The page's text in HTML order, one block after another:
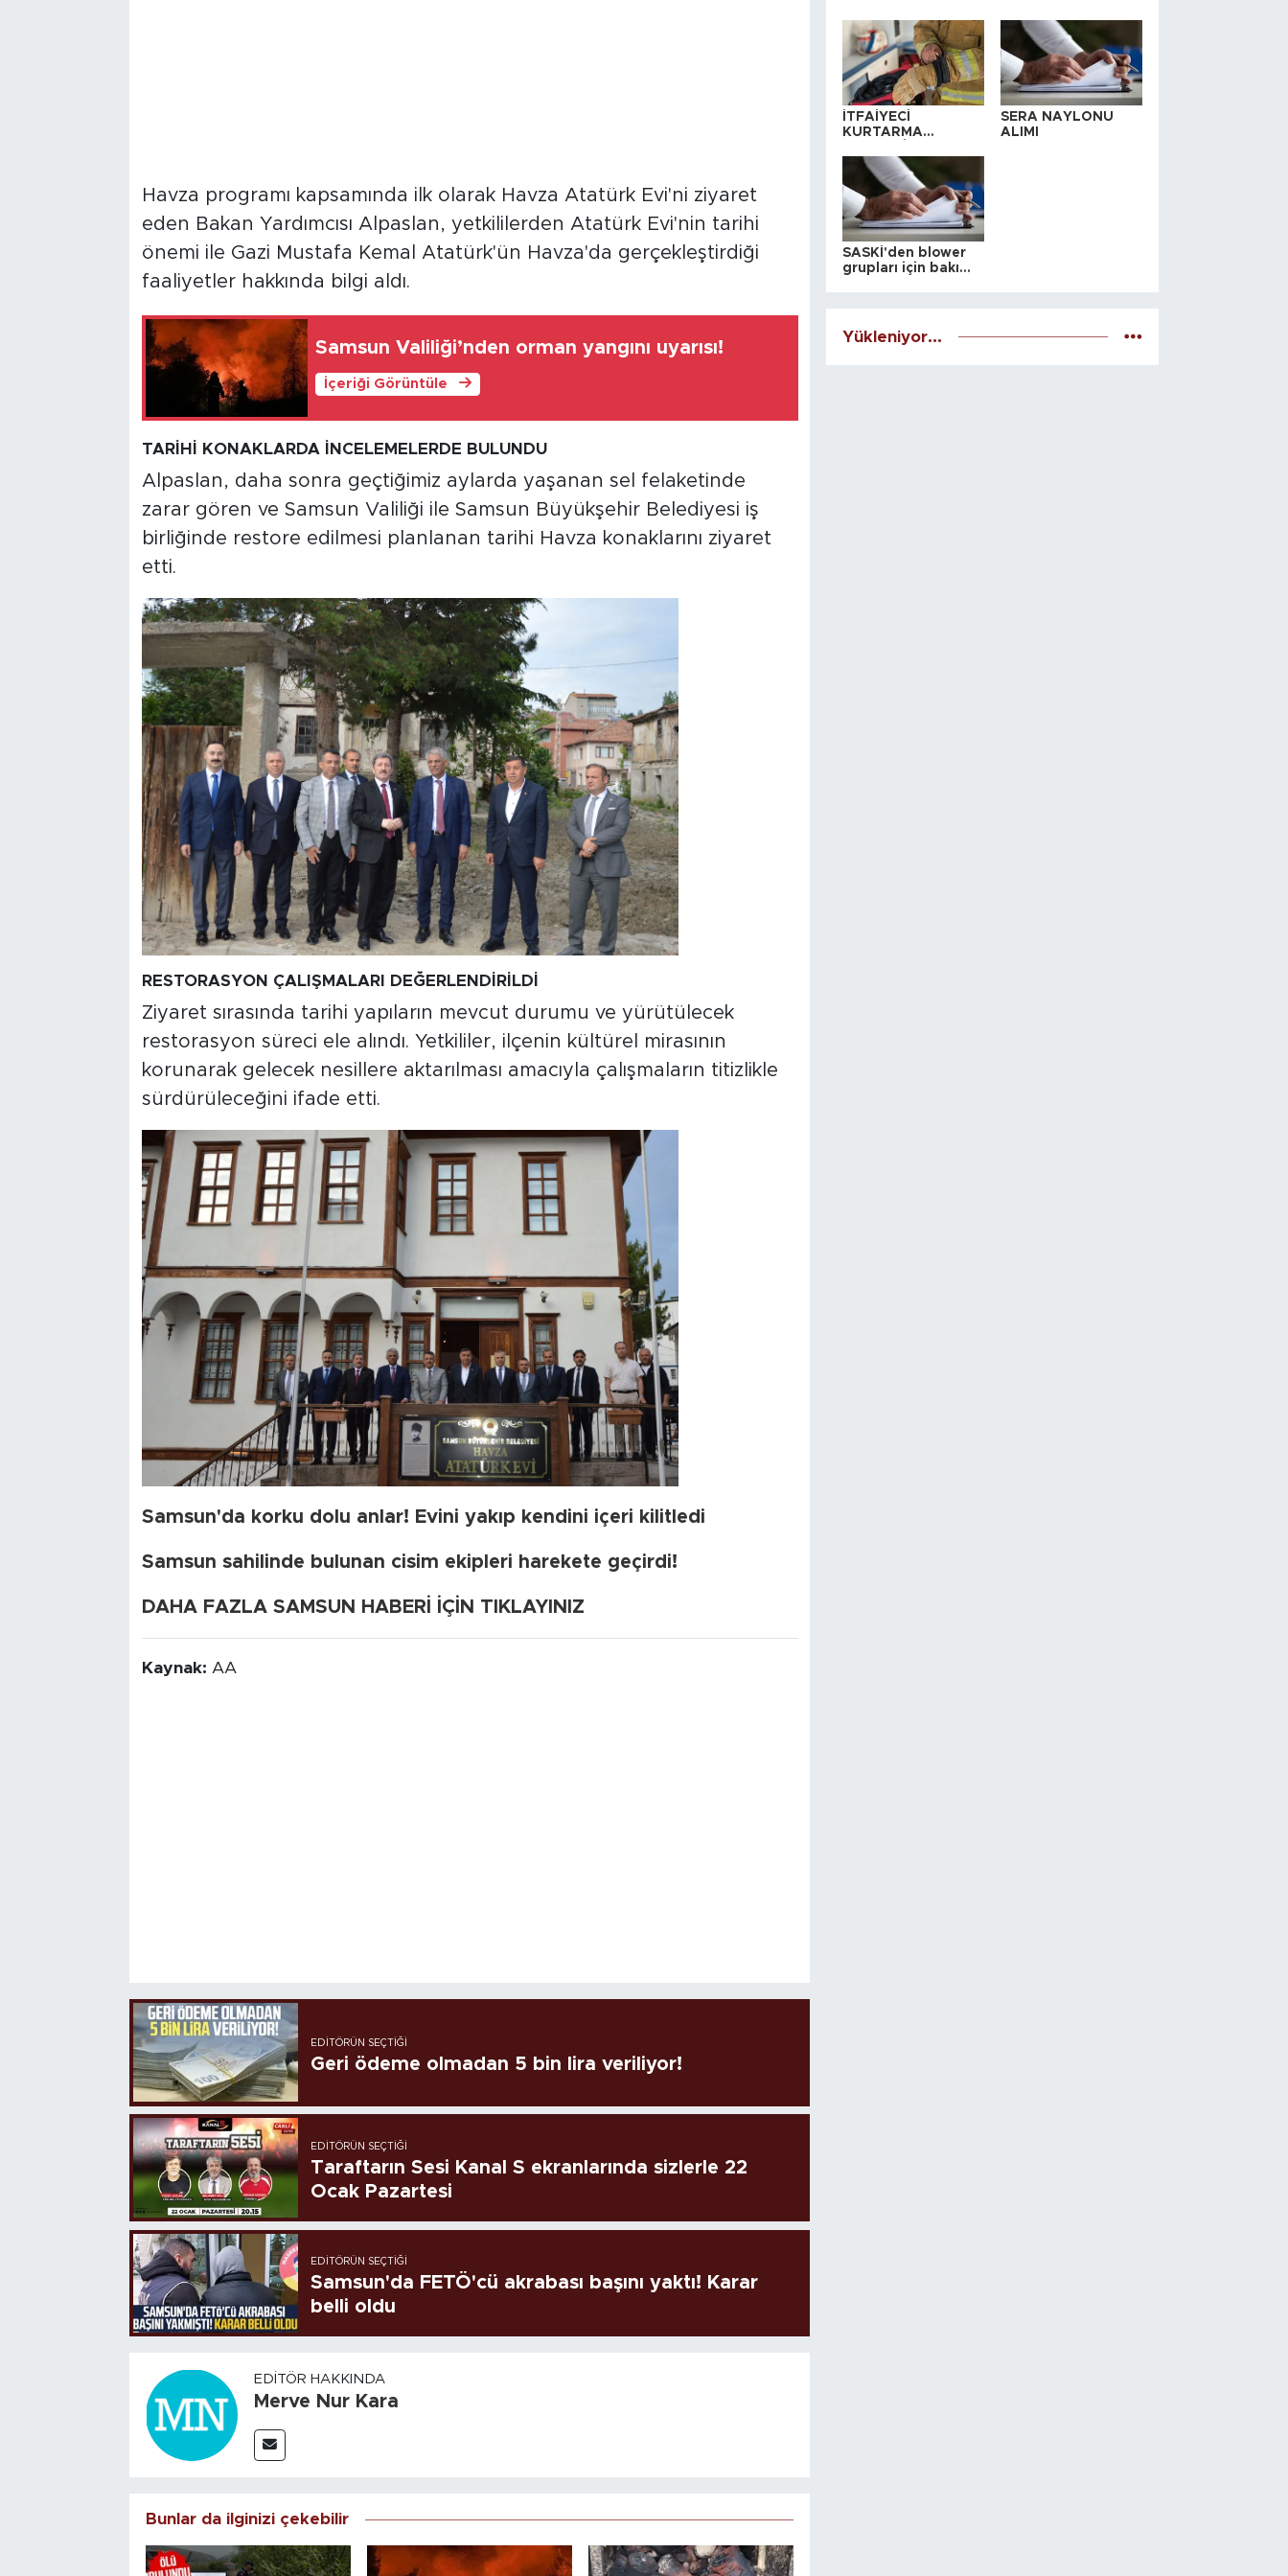
Havza programı kapsamında ilk olarak Havza Atatürk Evi'ni ziyaret
eden Bakan Yardımcısı Alpaslan, yetkililerden Atatürk Evi'nin tarihi
önemi ile Gazi Mustafa Kemal Atatürk'ün Havza'da gerçekleştirdiği
faaliyetler hakkında bilgi aldı.
Samsun Valiliği’nden orman yangını uyarısı!
İçeriği Görüntüle
TARİHİ KONAKLARDA İNCELEMELERDE BULUNDU
Alpaslan, daha sonra geçtiğimiz aylarda yaşanan sel felaketinde
zarar gören ve Samsun Valiliği ile Samsun Büyükşehir Belediyesi iş
birliğinde restore edilmesi planlanan tarihi Havza konaklarını ziyaret
etti.
RESTORASYON ÇALIŞMALARI DEĞERLENDİRİLDİ
Ziyaret sırasında tarihi yapıların mevcut durumu ve yürütülecek
restorasyon süreci ele alındı. Yetkililer, ilçenin kültürel mirasının
korunarak gelecek nesillere aktarılması amacıyla çalışmaların titizlikle
sürdürüleceğini ifade etti.
Samsun'da korku dolu anlar! Evini yakıp kendini içeri kilitledi
Samsun sahilinde bulunan cisim ekipleri harekete geçirdi!
DAHA FAZLA SAMSUN HABERİ İÇİN TIKLAYINIZ
Kaynak: AA
EDITÖRÜN SEÇTIĞI
Geri ödeme olmadan 5 bin lira veriliyor!
EDITÖRÜN SEÇTIĞI
Taraftarın Sesi Kanal S ekranlarında sizlerle 22
Ocak Pazartesi
EDITÖRÜN SEÇTIĞI
Samsun'da FETÖ'cü akrabası başını yaktı! Karar
belli oldu
EDITÖR HAKKINDA
Merve Nur Kara
Bunlar da ilginizi çekebilir
İTFAİYECİ
KURTARMA
ALINACAKTIR
SERA NAYLONU
ALIMI
SASKİ'den blower
grupları için bakım
Yükleniyor...